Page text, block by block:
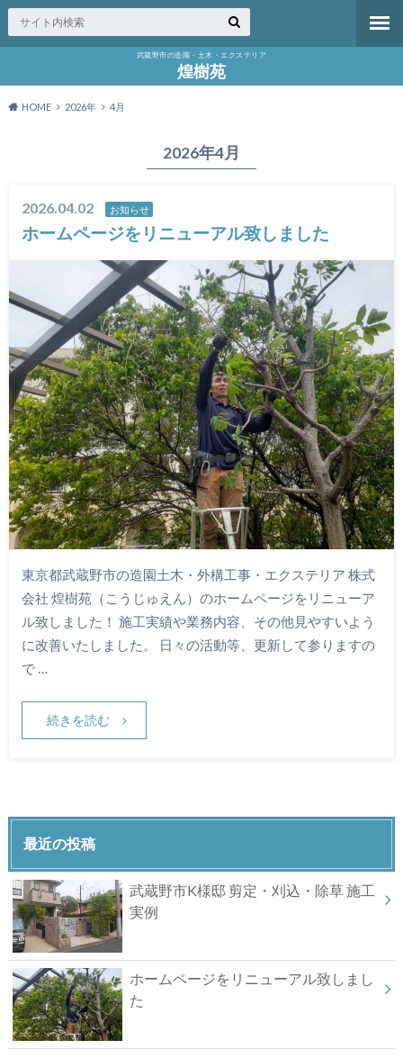
武蔵野市の造園・土木・エクステリア
煌樹苑
HOME 2026年 4月
2026年4月
2026.04.02 お知らせ
ホームページをリニューアル致しました
東京都武蔵野市の造園土木・外構工事・エクステリア 株式
会社 煌樹苑（こうじゅえん）のホームページをリニューア
ル致しました！ 施工実績や業務内容、その他見やすいよう
に改善いたしました。 日々の活動等、更新して参りますの
で …
続きを読む
最近の投稿
武蔵野市K様邸 剪定・刈込・除草 施工
実例
ホームページをリニューアル致しまし
た